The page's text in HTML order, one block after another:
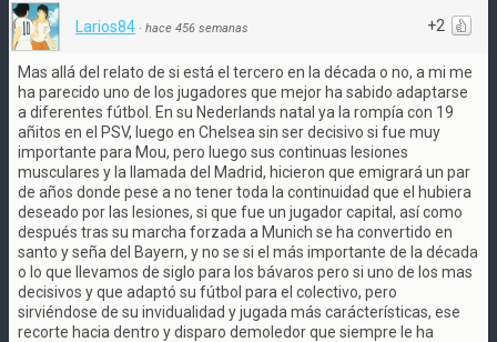
+2
Larios84 · hace 456 semanas
Mas allá del relato de si está el tercero en la década o no, a mi me
ha parecido uno de los jugadores que mejor ha sabido adaptarse
a diferentes fútbol. En su Nederlands natal ya la rompía con 19
añitos en el PSV, luego en Chelsea sin ser decisivo si fue muy
importante para Mou, pero luego sus continuas lesiones
musculares y la llamada del Madrid, hicieron que emigrará un par
de años donde pese a no tener toda la continuidad que el hubiera
deseado por las lesiones, si que fue un jugador capital, así como
después tras su marcha forzada a Munich se ha convertido en
santo y seña del Bayern, y no se si el más importante de la década
o lo que llevamos de siglo para los bávaros pero si uno de los mas
decisivos y que adaptó su fútbol para el colectivo, pero
sirviéndose de su invidualidad y jugada más carácterísticas, ese
recorte hacia dentro y disparo demoledor que siempre le ha